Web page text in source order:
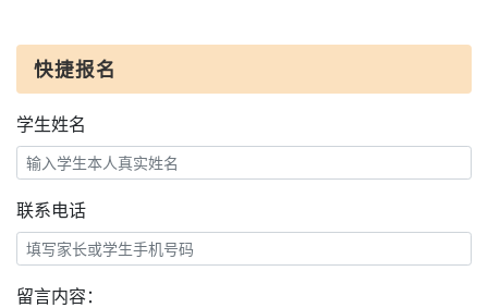
快捷报名
学生姓名
联系电话
留言内容：